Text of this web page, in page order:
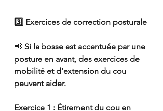
3️⃣ Exercices de correction posturale
📢 Si la bosse est accentuée par une
posture en avant, des exercices de
mobilité et d’extension du cou
peuvent aider.
Exercice 1 : Étirement du cou en